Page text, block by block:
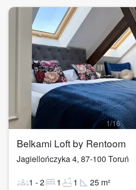
1/16
Belkami Loft by Rentoom
Jagiellończyka 4, 87-100 Toruń
groups1 -2bed1 bathtub1 square_foot 25 m²